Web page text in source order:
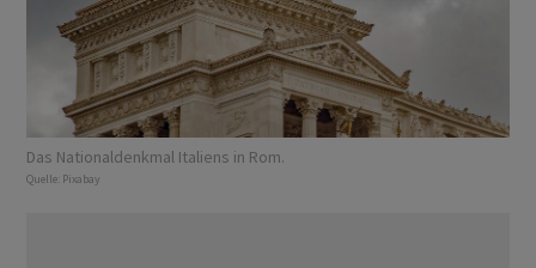
Das Nationaldenkmal Italiens in Rom.
Quelle: Pixabay